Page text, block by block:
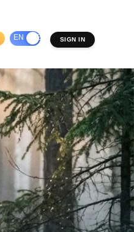
EN ES SIGN IN